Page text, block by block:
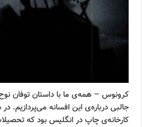
کرونوس – همه‌ی ما با داستان توفان
کارخانه‌ی چاپ در انگلیس بود که